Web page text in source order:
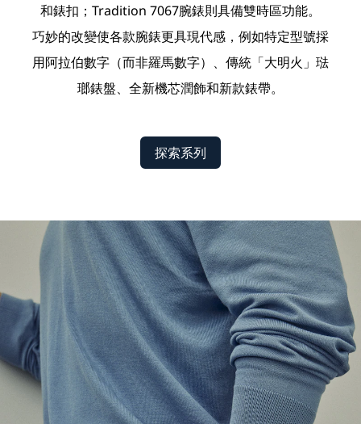
和錶扣；Tradition 7067腕錶則具備雙時區功能。
巧妙的改變使各款腕錶更具現代感，例如特定型號採
用阿拉伯數字（而非羅馬數字）、傳統「大明火」琺
瑯錶盤、全新機芯潤飾和新款錶帶。
探索系列